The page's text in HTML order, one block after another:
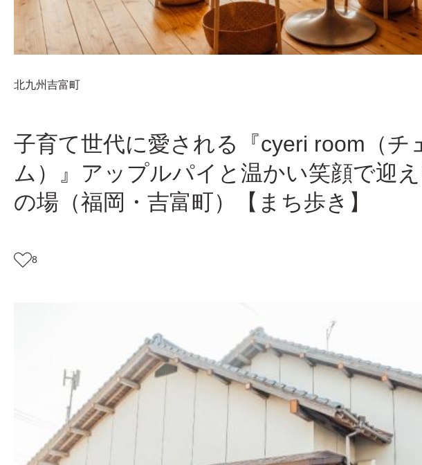
北九州吉富町
子育て世代に愛される『cyeri room（チ
ム）』アップルパイと温かい笑顔で迎
の場（福岡・吉富町）【まち歩き】
8